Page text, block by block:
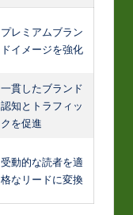
プレミアムブラン
ドイメージを強化
一貫したブランド
認知とトラフィッ
クを促進
受動的な読者を適
格なリードに変換